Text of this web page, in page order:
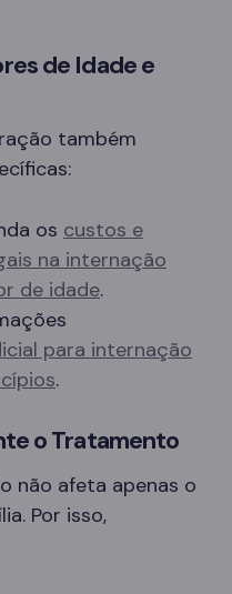
de Idade e
também
os custos e
na internação
de idade.
para internação
.
o Tratamento
não afeta apenas o
Por isso,